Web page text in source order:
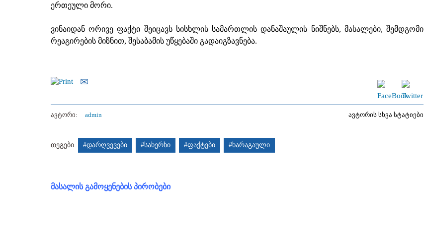
ერთეული მორი.
ვინაიდან ორივე ფაქტი შეიცავს სისხლის სამართლის დანაშაულის ნიშნებს, მასალები, შემდგომი
რეაგირების მიზნით, შესაბამის უწყებაში გადაიგზავნება.
ავტორი: admin ავტორის სხვა სტატიები
თეგები: #დარღვევები #სახერხი #ფაქტები #ხარაგაული
მასალის გამოყენების პირობები